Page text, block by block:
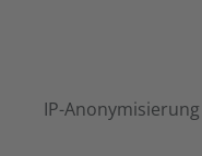
IP-Anonymisierung